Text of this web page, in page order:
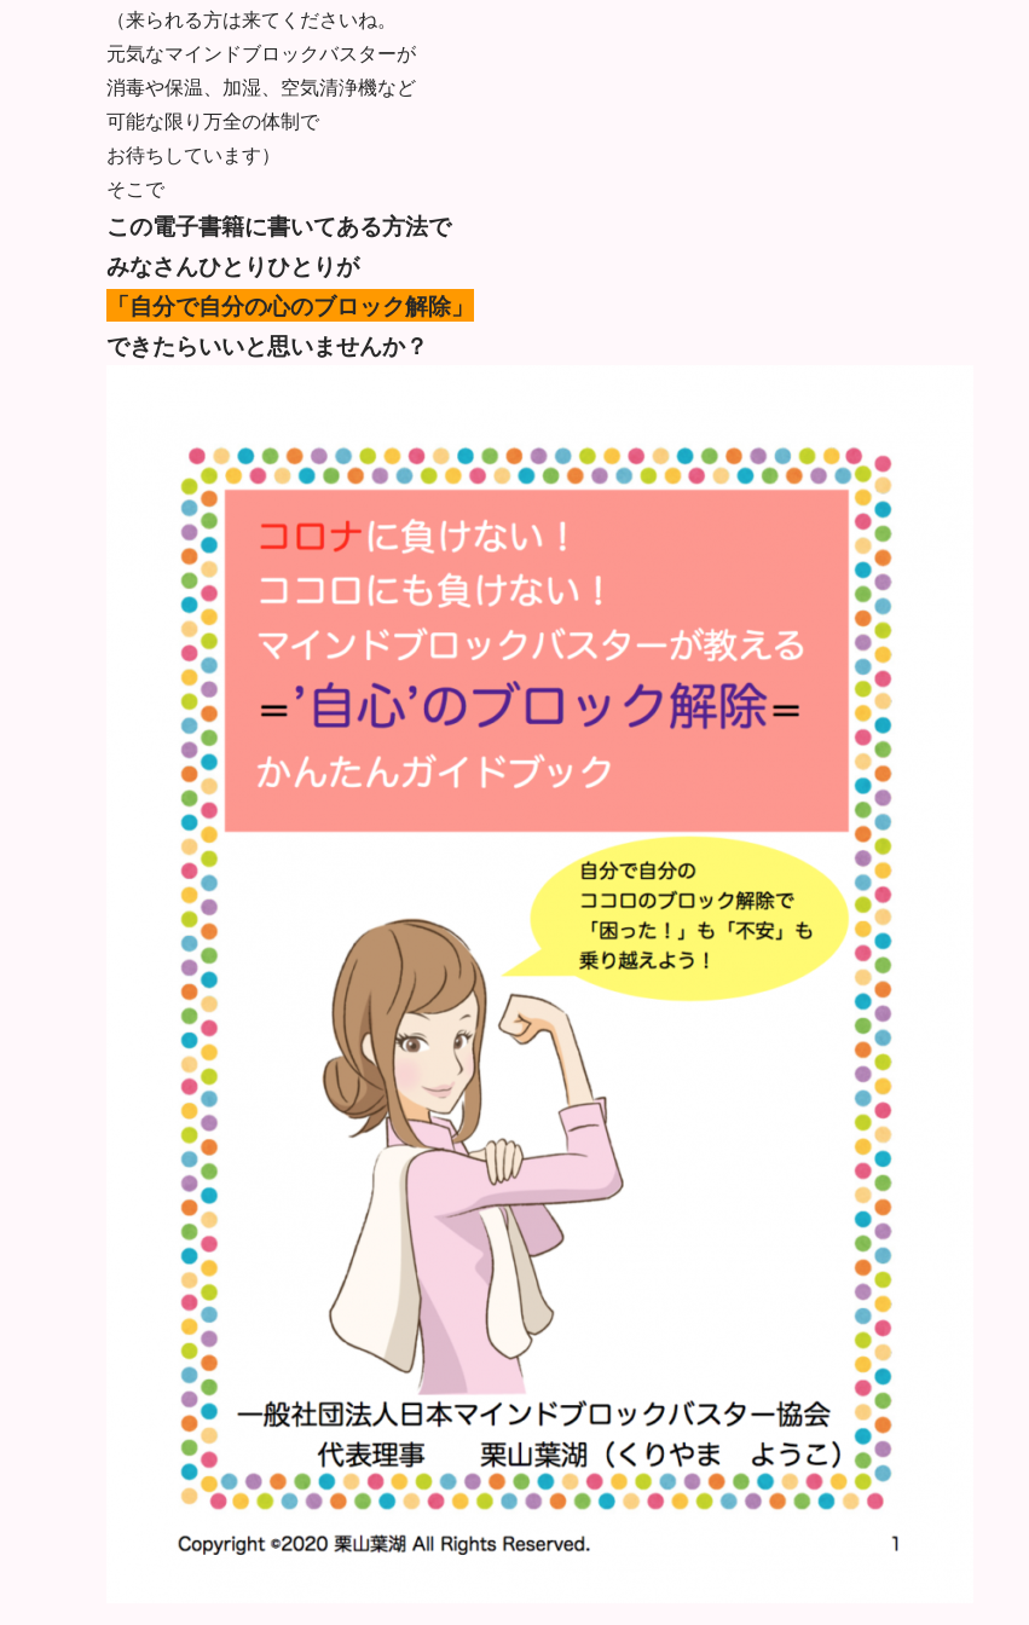
（来られる方は来てくださいね。
元気なマインドブロックバスターが
消毒や保温、加湿、空気清浄機など
可能な限り万全の体制で
お待ちしています）
そこで
この電子書籍に書いてある方法で
みなさんひとりひとりが
「自分で自分の心のブロック解除」
できたらいいと思いませんか？